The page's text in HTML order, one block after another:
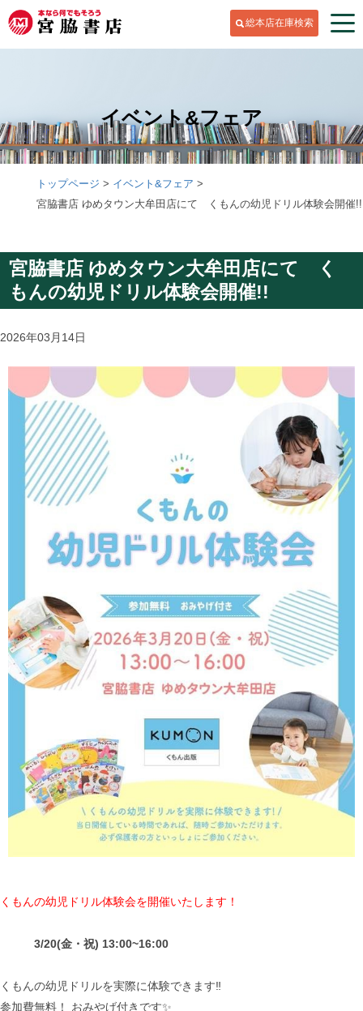
総本店在庫検索
イベント&フェア
トップページ
イベント&フェア
宮脇書店 ゆめタウン大牟田店にて くもんの幼児ドリル体験会開催!!
宮脇書店 ゆめタウン大牟田店にて く
もんの幼児ドリル体験会開催!!
2026年03月14日
くもんの幼児ドリル体験会を開催いたします！
3/20(金・祝) 13:00~16:00
くもんの幼児ドリルを実際に体験できます‼
参加費無料！ おみやげ付きです✨